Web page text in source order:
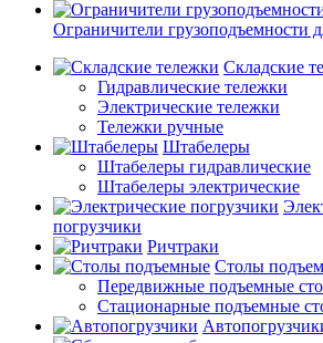
Ограничители грузоподъемности
Складские
Гидравлические тележки
Электрические тележки
Тележки ручные
Штабелеры
Штабелеры гидравлические
Штабелеры электрические
погрузчики
Ричтраки
Столы
Передвижные подъемные
Стационарные подъемные